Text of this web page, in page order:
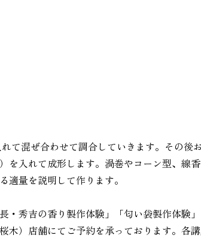
て混ぜ合わせて調合していきます。その後
入れて成形します。渦巻やコーン型、線
適量を説明して作ります。
・秀吉の香り製作体験」「匂い袋製作体験
木）店舗にてご予約を承っております。各